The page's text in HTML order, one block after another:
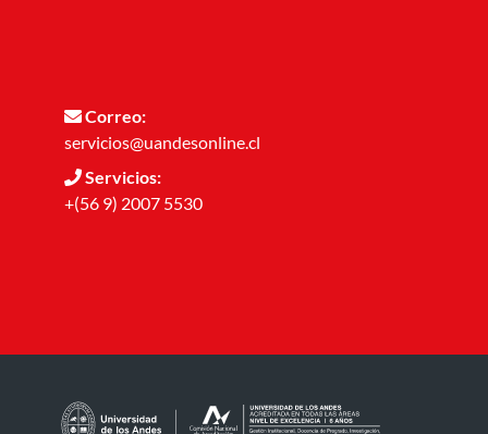
Correo:
servicios@uandesonline.cl
Servicios:
+(56 9) 2007 5530